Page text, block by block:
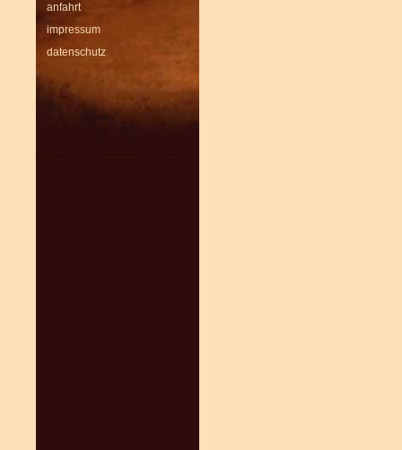
anfahrt
impressum
datenschutz